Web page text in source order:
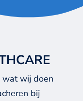
wat wij doen
bij